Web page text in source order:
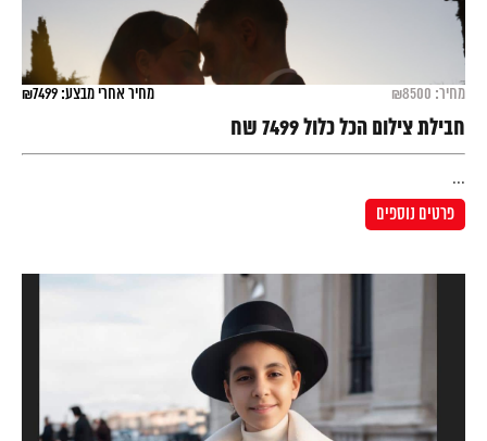
מחיר: ₪8500 מחיר אחרי מבצע: ₪7499
חבילת צילום הכל כלול 7499 שח
...
פרטים נוספים